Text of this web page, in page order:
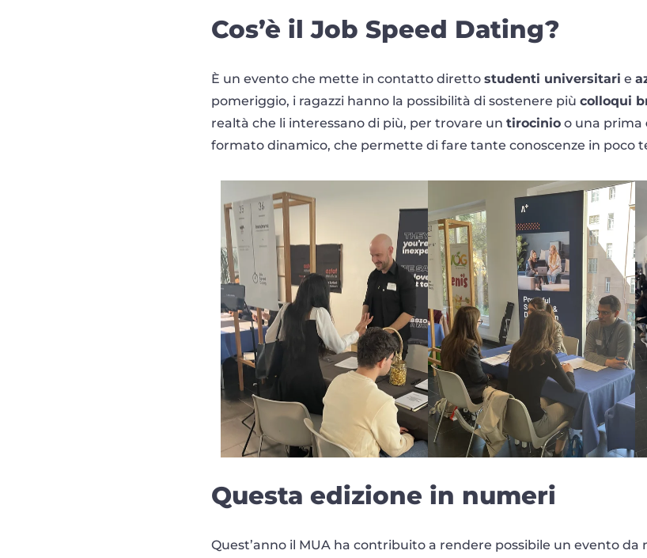
Cos’è il Job Speed Dating?
È un evento che mette in contatto diretto studenti universitari e
pomeriggio, i ragazzi hanno la possibilità di sostenere più colloqui
realtà che li interessano di più, per trovare un tirocinio o una prima
formato dinamico, che permette di fare tante conoscenze in poco
Questa edizione in numeri
Quest’anno il MUA ha contribuito a rendere possibile un evento